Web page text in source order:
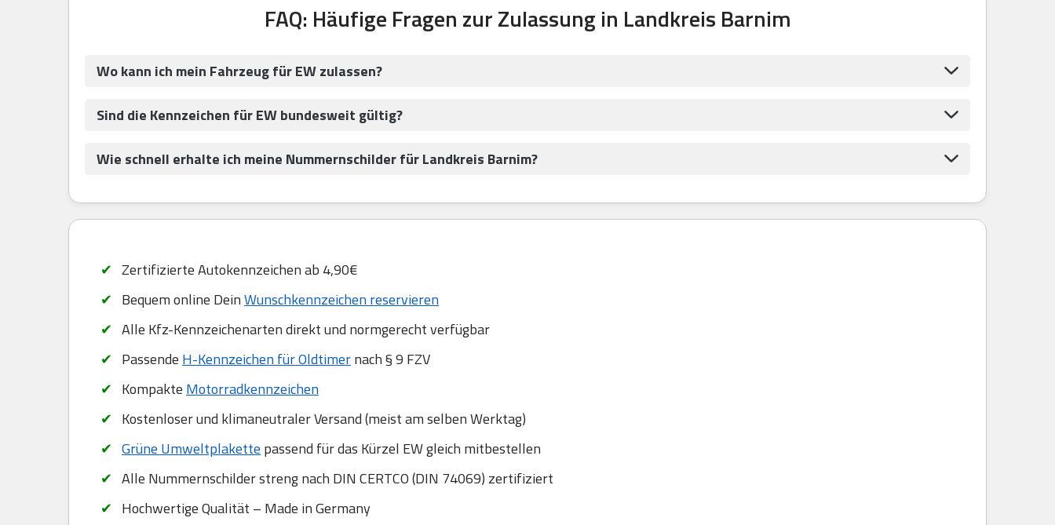
FAQ: Häufige Fragen zur Zulassung in Landkreis Barnim
Wo kann ich mein Fahrzeug für EW zulassen?
Sind die Kennzeichen für EW bundesweit gültig?
Wie schnell erhalte ich meine Nummernschilder für Landkreis Barnim?
Zertifizierte Autokennzeichen ab 4,90€
Bequem online DeinWunschkennzeichen reservieren
Alle Kfz-Kennzeichenarten direkt und normgerecht verfügbar
Passende H-Kennzeichen für Oldtimernach § 9 FZV
Kompakte Motorradkennzeichen
Kostenloser und klimaneutraler Versand (meist am selben Werktag)
Grüne Umweltplakette passend für das Kürzel EW gleich mitbestellen
Alle Nummernschilder streng nach DIN CERTCO (DIN 74069) zertifiziert
Hochwertige Qualität – Made in Germany